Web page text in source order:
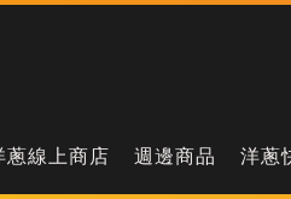
蔥線上商店 週邊商品 洋蔥